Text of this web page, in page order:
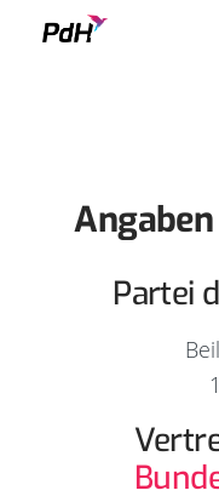
Partei